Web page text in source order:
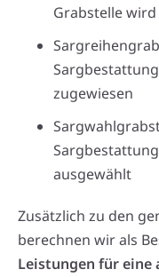
Grabstelle
zugewiesen
ausgewählt
Zusätzlich zu den
berechnen wir als
Leistungen für eine